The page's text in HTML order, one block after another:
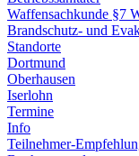
Waffensachkunde §7
Brandschutz- und
Standorte
Dortmund
Oberhausen
Iserlohn
Termine
Info
Teilnehmer-